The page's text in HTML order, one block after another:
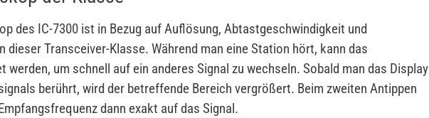
des IC-7300 ist in Bezug auf Auflösung, Abtastgeschwindigkeit und
dieser Transceiver-Klasse. Während man eine Station hört, kann das
um schnell auf ein anderes Signal zu wechseln. Sobald man das Display
berührt, wird der betreffende Bereich vergrößert. Beim zweiten Antippen
dann exakt auf das Signal.